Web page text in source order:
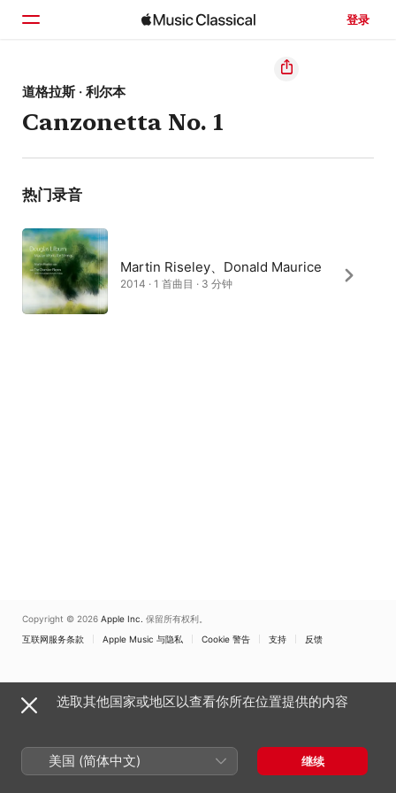
登录
主页
浏览
搜索
道格拉斯 · 利尔本
Canzonetta No. 1
热门录音
Martin Riseley、Donald Maurice
2014 · 1 首曲目 · 3 分钟
Copyright © 2026 Apple Inc. 保留所有权利。
互联网服务条款
Apple Music 与隐私 Cookie 警告 支持 反馈
选取其他国家或地区以查看你所在位置提供的内容
美国 (简体中文) 继续